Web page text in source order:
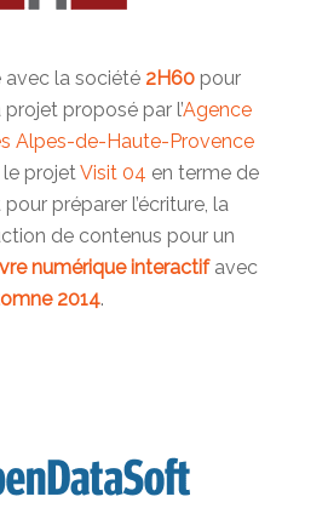
avec la société 2H60pour
projet proposé par l’Agence
Alpes-de-Haute-Provence
projetVisit 04 en terme de
préparer l’écriture, la
de contenus pour un
numérique interactifavec
2014.